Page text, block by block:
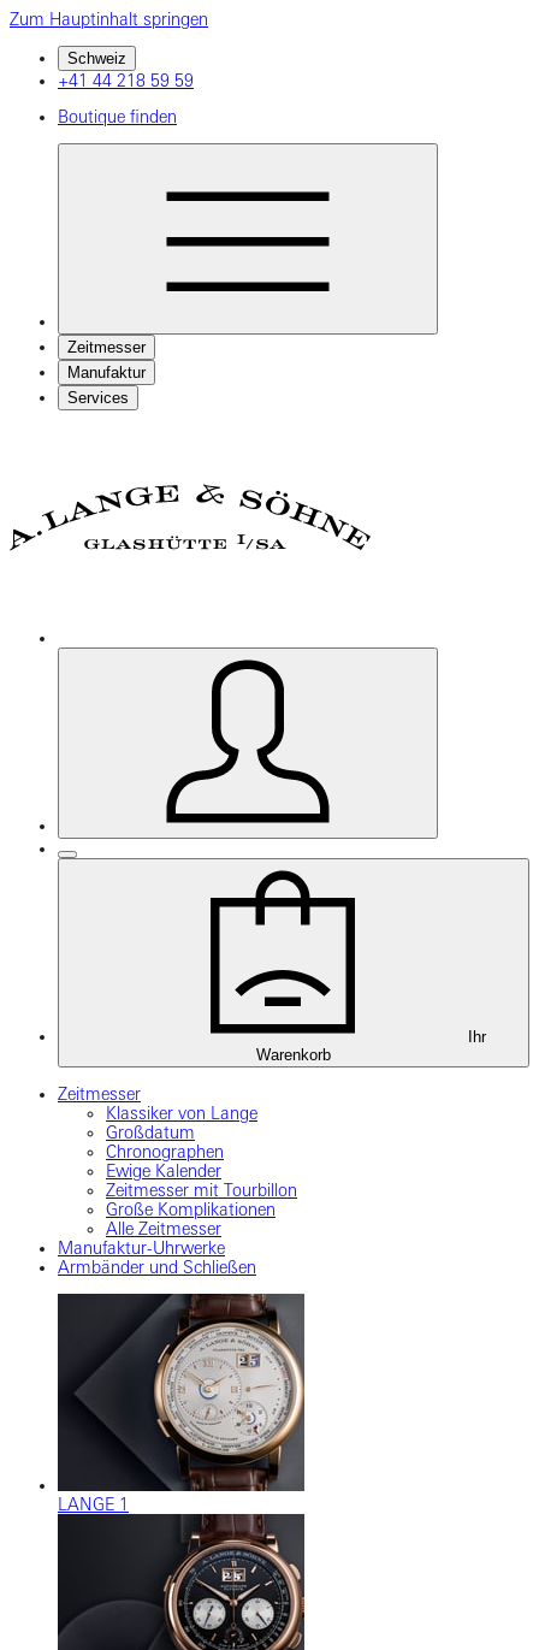
Zum Hauptinhalt springen
Schweiz
+41 44 218 59 59
Boutique finden
Zeitmesser
Manufaktur
Services
Ihr
Warenkorb
Zeitmesser
Klassiker von Lange
Großdatum
Chronographen
Ewige Kalender
Zeitmesser mit Tourbillon
Große Komplikationen
Alle Zeitmesser
Manufaktur-Uhrwerke
Armbänder und Schließen
LANGE 1